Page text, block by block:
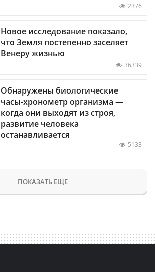
2376
Новое исследование показало,
что Земля постепенно заселяет
Венеру жизнью
36339
Обнаружены биологические
часы-хронометр организма —
когда они выходят из строя,
развитие человека
останавливается
5133
ПОКАЗАТЬ ЕЩЕ